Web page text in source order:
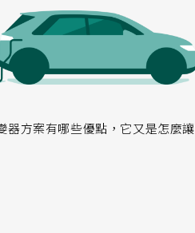
器方案有哪些優點，它又是怎麼讓